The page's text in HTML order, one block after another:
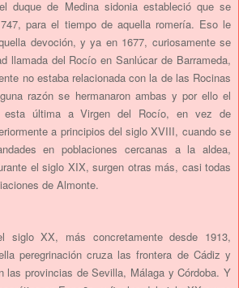
duque de Medina sidonia estableció que se
para el tiempo de aquella romería. Eso le
devoción, y ya en 1677, curiosamente se
llamada del Rocío en Sanlúcar de Barrameda,
no estaba relacionada con la de las Rocinas
razón se hermanaron ambas y por ello el
esta última a Virgen del Rocío, en vez de
a principios del siglo XVIII, cuando se
en poblaciones cercanas a la aldea,
el siglo XIX, surgen otras más, casi todas
de Almonte.
siglo XX, más concretamente desde 1913,
peregrinación cruza las frontera de Cádiz y
las provincias de Sevilla, Málaga y Córdoba. Y